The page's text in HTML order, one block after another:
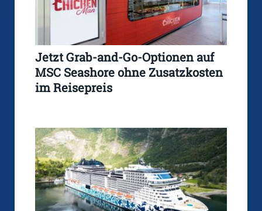
Jetzt Grab-and-Go-Optionen auf
MSC Seashore ohne Zusatzkosten
im Reisepreis